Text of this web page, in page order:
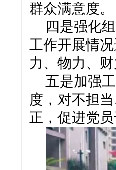
群众满意度。
四是强化
工作开展情
力、物力、
五是加强
度，对不担
正，促进党